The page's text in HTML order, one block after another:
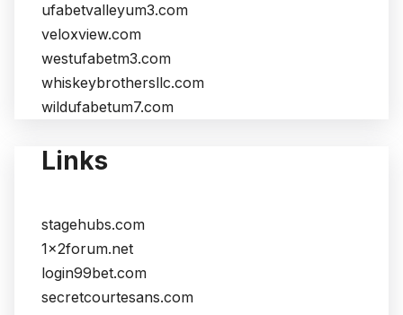
ufabetvalleyum3.com
veloxview.com
westufabetm3.com
whiskeybrothersllc.com
wildufabetum7.com
Links
stagehubs.com
1x2forum.net
login99bet.com
secretcourtesans.com